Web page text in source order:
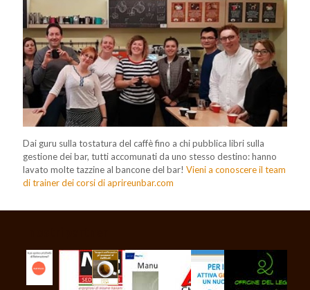
Dai guru sulla tostatura del caffè fino a chi pubblica libri sulla
gestione dei bar, tutti accomunati da uno stesso destino: hanno
lavato molte tazzine al bancone del bar! Vieni a conoscere il team
di trainer dei corsi di aprireunbar.com